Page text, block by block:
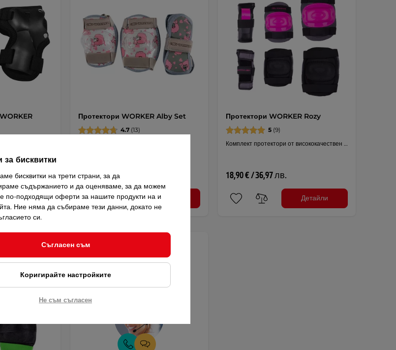
Купи
Протектори WORKER Alby Set
4.7(13)
19,95 € / 39,02 лв.
Детайли
Протектори WORKER Rozy
5(9)
Комплект протектори от висококачествен …
18,90 € / 36,97 лв.
Детайли
за бисквитки
бисквитки на трети страни, за да
съдържанието и да оценяваме, за да можем
по-подходящи оферти за нашите продукти на и
Ние няма да събираме тези данни, докато не
си.
Съгласен съм
Коригирайте настройките
Не съм съгласен